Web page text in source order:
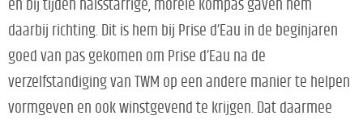
en bij tijden halsstarrige, morele kompas gaven hem
daarbij richting. Dit is hem bij Prise d’Eau in de beginjaren
goed van pas gekomen om Prise d’Eau na de
verzelfstandiging van TWM op een andere manier te helpen
vormgeven en ook winstgevend te krijgen. Dat daarmee